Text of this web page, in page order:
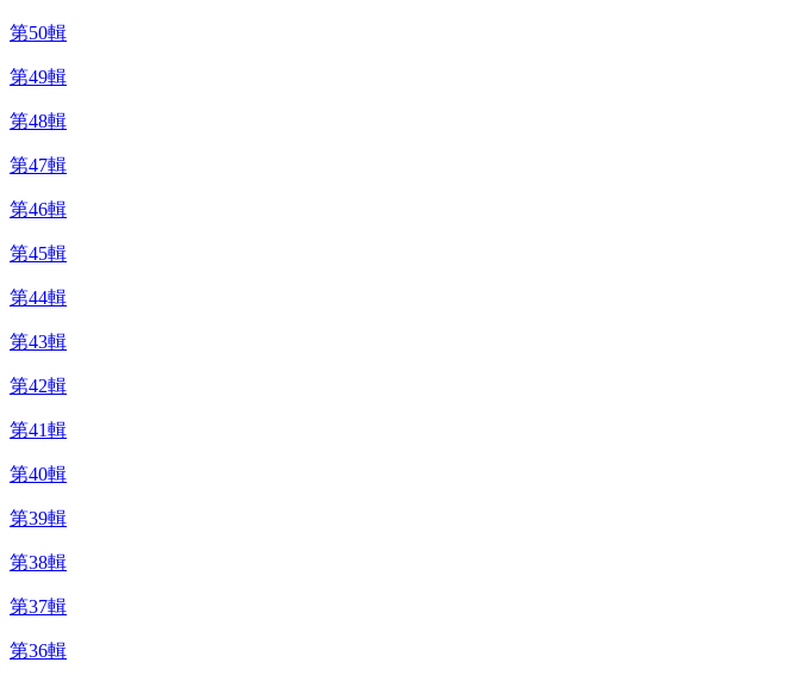
第50輯
第49輯
第48輯
第47輯
第46輯
第45輯
第44輯
第43輯
第42輯
第41輯
第40輯
第39輯
第38輯
第37輯
第36輯